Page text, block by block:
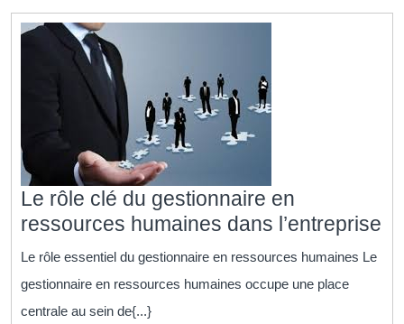
Le rôle clé du gestionnaire en
ressources humaines dans l’entreprise
Le rôle essentiel du gestionnaire en ressources humaines Le
gestionnaire en ressources humaines occupe une place
centrale au sein de{...}